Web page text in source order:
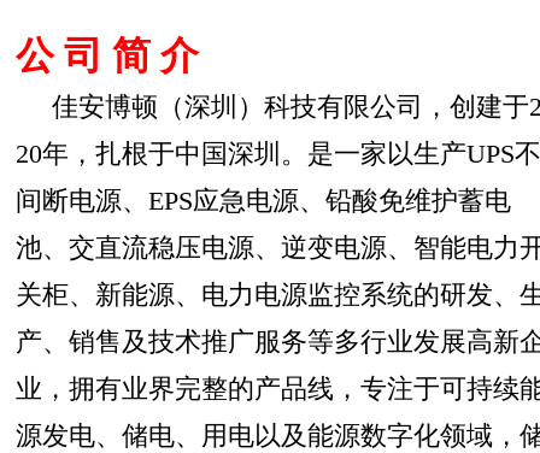
公 司 简 介
佳安博顿（深圳）科技有限公司，创建于
20年，扎根于中国深圳。是一家以生产UPS不
间断电源、EPS应急电源、铅酸免维护蓄电
池、交直流稳压电源、逆变电源、智能电力
关柜、新能源、电力电源监控系统的研发、
产、销售及技术推广服务等多行业发展高新
业，拥有业界完整的产品线，专注于可持续
源发电、储电、用电以及能源数字化领域，